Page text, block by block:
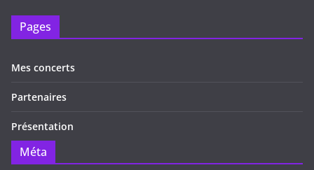
Pages
Mes concerts
Partenaires
Présentation
Méta